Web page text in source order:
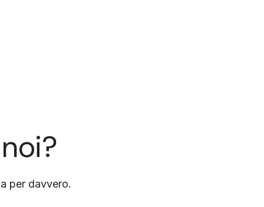
per davvero.